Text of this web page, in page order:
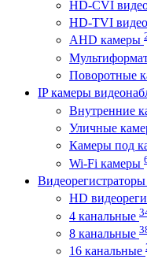
HD-CVI
HD-TVI
AHD камеры
Поворотные
IP камеры
Внутренние
Уличные
Камеры под
Wi-Fi камеры
Видеорегистраторы
HD
4 канальные
8 канальные
16 канальные